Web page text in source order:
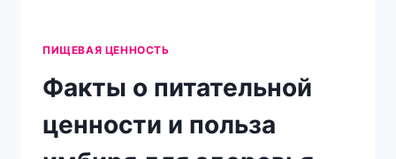
ПИЩЕВАЯ ЦЕННОСТЬ
Факты о питательной
ценности и польза